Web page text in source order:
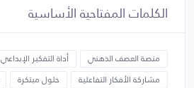
الكلمات المفتاحية الأساسية
منصة العصف الذهني أداة التفكير الإبداعي
مشاركة الأفكار التفاعلية
حلول مبتكرة